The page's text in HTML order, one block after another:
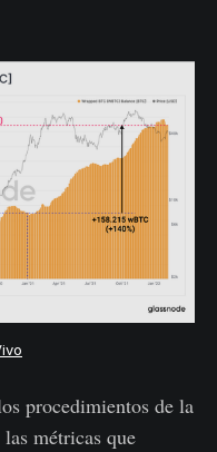
procedimientos de la
métricas que